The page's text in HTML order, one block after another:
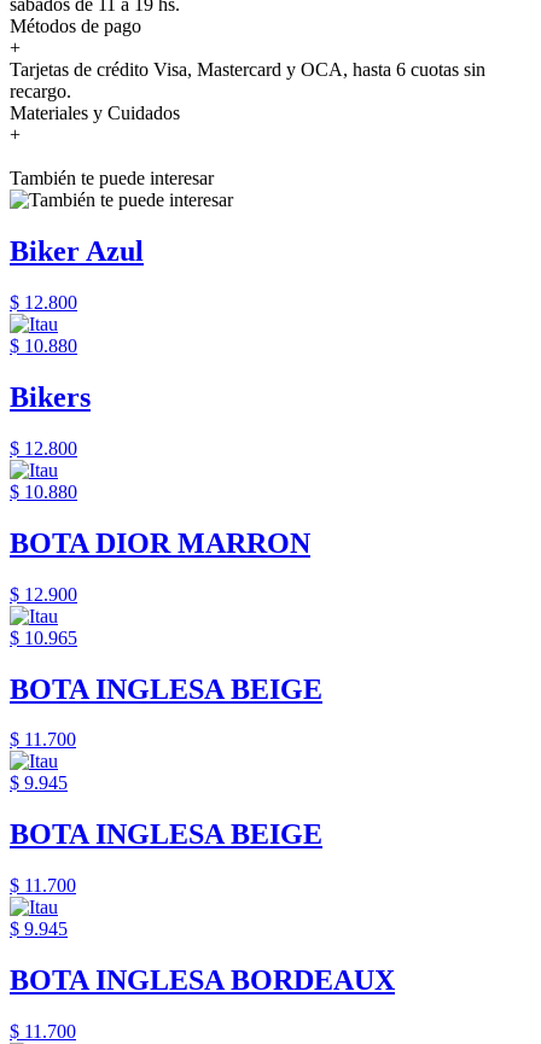
sábados de 11 a 19 hs.
Métodos de pago
+
Tarjetas de crédito Visa, Mastercard y OCA, hasta 6 cuotas sin
recargo.
Materiales y Cuidados
+
También te puede interesar
Biker Azul
$ 12.800
$ 10.880
Bikers
$ 12.800
$ 10.880
BOTA DIOR MARRON
$ 12.900
$ 10.965
BOTA INGLESA BEIGE
$ 11.700
$ 9.945
BOTA INGLESA BEIGE
$ 11.700
$ 9.945
BOTA INGLESA BORDEAUX
$ 11.700